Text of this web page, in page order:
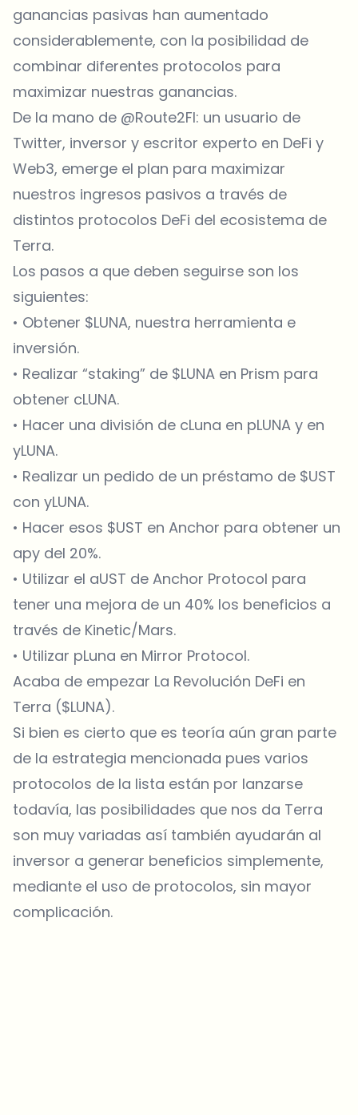
ganancias pasivas han aumentado
considerablemente, con la posibilidad de
combinar diferentes protocolos para
maximizar nuestras ganancias.
De la mano de @Route2FI: un usuario de
Twitter, inversor y escritor experto en DeFi y
Web3, emerge el plan para maximizar
nuestros ingresos pasivos a través de
distintos protocolos DeFi del ecosistema de
Terra.
Los pasos a que deben seguirse son los
siguientes:
• Obtener $LUNA, nuestra herramienta e
inversión.
• Realizar “staking” de $LUNA en Prism para
obtener cLUNA.
• Hacer una división de cLuna en pLUNA y en
yLUNA.
• Realizar un pedido de un préstamo de $UST
con yLUNA.
• Hacer esos $UST en Anchor para obtener un
apy del 20%.
• Utilizar el aUST de Anchor Protocol para
tener una mejora de un 40% los beneficios a
través de Kinetic/Mars.
• Utilizar pLuna en Mirror Protocol.
Acaba de empezar La Revolución DeFi en
Terra ($LUNA).
Si bien es cierto que es teoría aún gran parte
de la estrategia mencionada pues varios
protocolos de la lista están por lanzarse
todavía, las posibilidades que nos da Terra
son muy variadas así también ayudarán al
inversor a generar beneficios simplemente,
mediante el uso de protocolos, sin mayor
complicación.